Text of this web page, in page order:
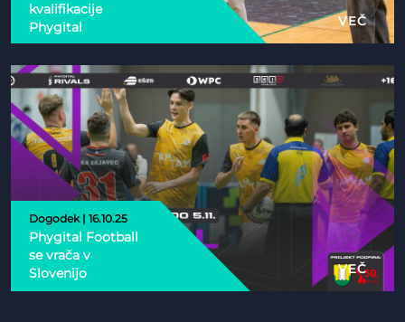
kvalifikacije
Phygital
VEČ
Dogodek | 16.10.25
Phygital Football
se vrača v
Slovenijo
VEČ